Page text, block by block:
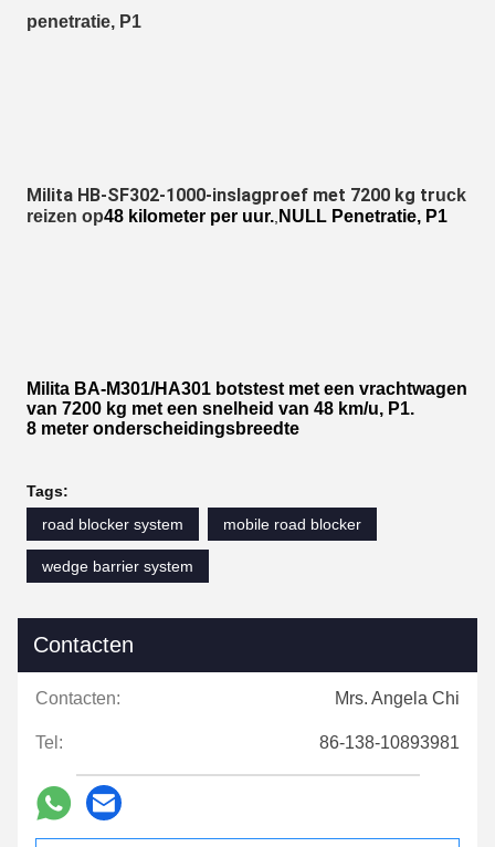
penetratie, P1
Milita HB-SF302-1000-inslagproef met 7200 kg truck
reizen op48 kilometer per uur. NULL Penetratie, P1
Milita BA-M301/HA301 botstest met een vrachtwagen
van 7200 kg met een snelheid van 48 km/u, P1.
8 meter onderscheidingsbreedte
Tags:
road blocker system
mobile road blocker
wedge barrier system
Contacten
Contacten: Mrs. Angela Chi
Tel: 86-138-10893981